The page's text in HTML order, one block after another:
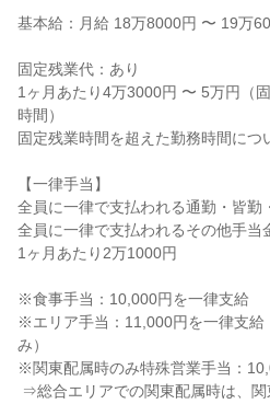
基本給：月給 18万8000円 〜 19万
固定残業代：あり
1ヶ月あたり4万3000円 〜 5万円（
時間）
固定残業時間を超えた勤務時間につ
【一律手当】
全員に一律で支払われる通勤・皆勤
全員に一律で支払われるその他手当
1ヶ月あたり2万1000円
※食事手当：10,000円を一律支給
※エリア手当：11,000円を一律支給
み）
※関東配属時のみ特殊営業手当：